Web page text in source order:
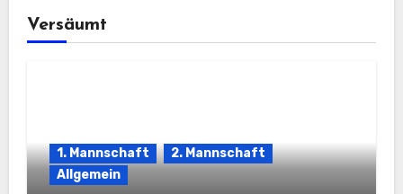
Versäumt
1. Mannschaft
2. Mannschaft
Allgemein